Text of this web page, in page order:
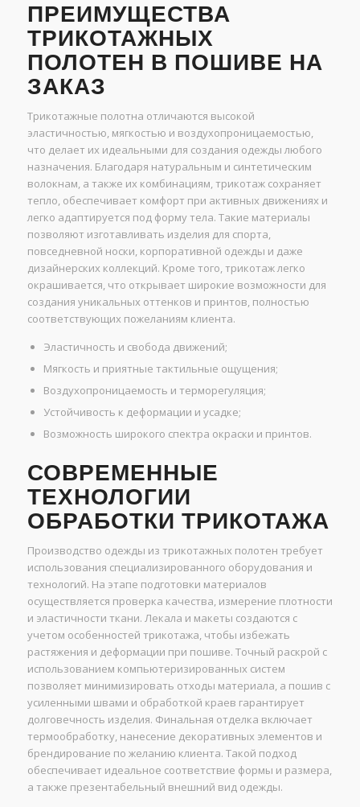
ПРЕИМУЩЕСТВА
ТРИКОТАЖНЫХ
ПОЛОТЕН В ПОШИВЕ НА
ЗАКАЗ
Трикотажные полотна отличаются высокой
эластичностью, мягкостью и воздухопроницаемостью,
что делает их идеальными для создания одежды любого
назначения. Благодаря натуральным и синтетическим
волокнам, а также их комбинациям, трикотаж сохраняет
тепло, обеспечивает комфорт при активных движениях и
легко адаптируется под форму тела. Такие материалы
позволяют изготавливать изделия для спорта,
повседневной носки, корпоративной одежды и даже
дизайнерских коллекций. Кроме того, трикотаж легко
окрашивается, что открывает широкие возможности для
создания уникальных оттенков и принтов, полностью
соответствующих пожеланиям клиента.
Эластичность и свобода движений;
Мягкость и приятные тактильные ощущения;
Воздухопроницаемость и терморегуляция;
Устойчивость к деформации и усадке;
Возможность широкого спектра окраски и принтов.
СОВРЕМЕННЫЕ
ТЕХНОЛОГИИ
ОБРАБОТКИ ТРИКОТАЖА
Производство одежды из трикотажных полотен требует
использования специализированного оборудования и
технологий. На этапе подготовки материалов
осуществляется проверка качества, измерение плотности
и эластичности ткани. Лекала и макеты создаются с
учетом особенностей трикотажа, чтобы избежать
растяжения и деформации при пошиве. Точный раскрой с
использованием компьютеризированных систем
позволяет минимизировать отходы материала, а пошив с
усиленными швами и обработкой краев гарантирует
долговечность изделия. Финальная отделка включает
термообработку, нанесение декоративных элементов и
брендирование по желанию клиента. Такой подход
обеспечивает идеальное соответствие формы и размера,
а также презентабельный внешний вид одежды.